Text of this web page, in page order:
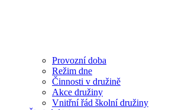
Provozní doba
Režim dne
Činnosti v družině
Akce družiny
Vnitřní řád školní družiny